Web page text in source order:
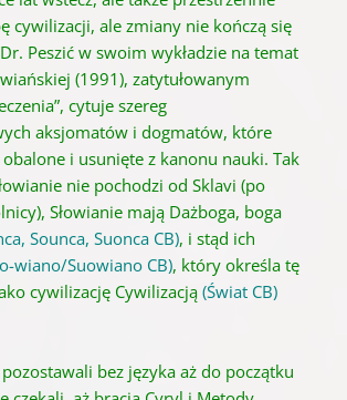
cywilizacji, ale zmiany nie kończą się
Peszić w swoim wykładzie na temat
(1991), zatytułowanym
cytuje szereg
aksjomatów i dogmatów, które
obalone i usunięte z kanonu nauki. Tak
nie pochodzi od Sklavi (po
Słowianie mają Dażboga, boga
Sounca, Suonca CB), i stąd ich
wiano/Suowiano CB), który określa tę
cywilizację Cywilizacją(Świat CB)
bez języka aż do początku